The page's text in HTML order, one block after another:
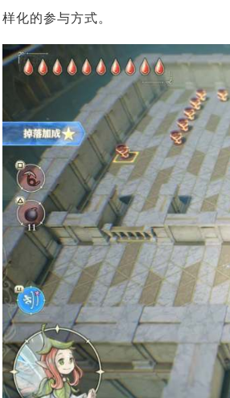
样化的参与方式。